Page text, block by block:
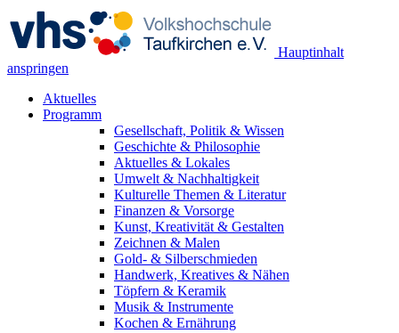
Hauptinhalt
anspringen
Aktuelles
Programm
Gesellschaft, Politik & Wissen
Geschichte & Philosophie
Aktuelles & Lokales
Umwelt & Nachhaltigkeit
Kulturelle Themen & Literatur
Finanzen & Vorsorge
Kunst, Kreativität & Gestalten
Zeichnen & Malen
Gold- & Silberschmieden
Handwerk, Kreatives & Nähen
Töpfern & Keramik
Musik & Instrumente
Kochen & Ernährung